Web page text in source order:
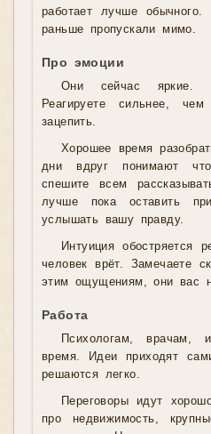
работает лучше
раньше пропускали мимо.
Про эмоции
Они сейчас яркие.
Реагируете сильнее,
зацепить.
Хорошее время
дни вдруг понимают
спешите всем
лучше пока оставить
услышать вашу правду.
Интуиция обостряется
человек врёт. Замечаете
этим ощущениям, они вас
Работа
Психологам, врачам,
время. Идеи приходят
решаются легко.
Переговоры идут
про недвижимость,